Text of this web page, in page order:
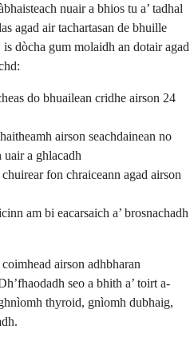
nuair a bhios tu a’ tadhal
agad air tachartasan de bhuille
dòcha gum molaidh an dotair agad
do bhuailean cridhe airson 24
airson seachdainean no
uair a ghlacadh
fon chraiceann agad airson
am bi eacarsaich a’ brosnachadh
airson adhbharan
seo a bhith a’ toirt a-
thyroid, gnìomh dubhaig,